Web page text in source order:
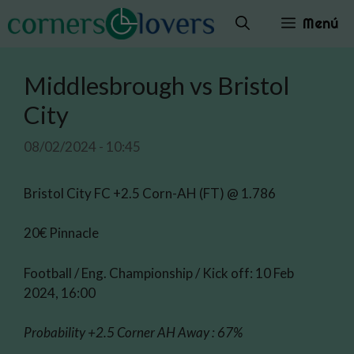
al
Menú
Middlesbrough vs Bristol
City
08/02/2024 - 10:45
Bristol City FC +2.5 Corn-AH (FT) @ 1.786
20€ Pinnacle
Football / Eng. Championship / Kick off: 10 Feb
2024, 16:00
Probability +2.5 Corner AH Away : 67%